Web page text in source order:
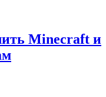
Minecraft и